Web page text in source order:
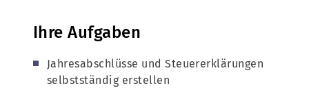
Ihre Aufgaben
Jahresabschlüsse und Steuererklärungen
selbstständig erstellen